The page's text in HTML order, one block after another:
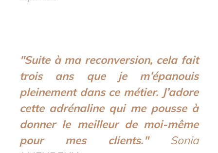
"Suite à ma reconversion, cela fait
trois ans que je m’épanouis
pleinement dans ce métier. J’adore
cette adrénaline qui me pousse à
donner le meilleur de moi-même
pour mes clients."
Sonia